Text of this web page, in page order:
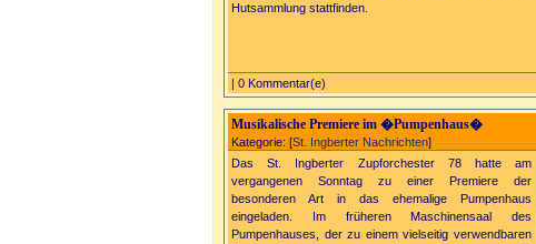
Hutsammlung stattfinden.
| 0 Kommentar(e)
Musikalische Premiere im �Pumpenhaus�
Kategorie: [St. Ingberter Nachrichten]
Das St. Ingberter Zupforchester 78 hatte am
vergangenen Sonntag zu einer Premiere der
besonderen Art in das ehemalige Pumpenhaus
eingeladen. Im früheren Maschinensaal des
Pumpenhauses, der zu einem vielseitig verwendbaren